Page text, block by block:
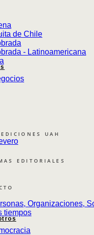
UAH
EDITORIALES
de Chile
- Latinoamericana
Organizaciones,
tiempos